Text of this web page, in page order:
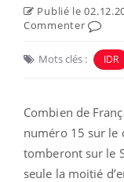
Publié le
Commenter
Mots clés : IDR
Combien de
numéro 15 sur le
tomberont sur le
seule la moitié